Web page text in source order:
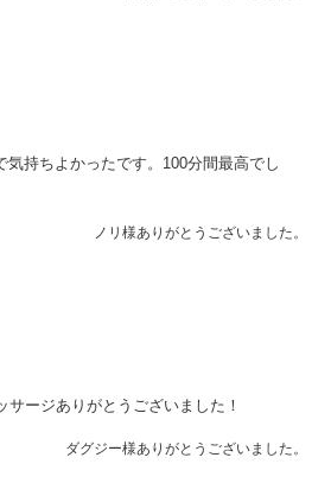
気持ちよかったです。100分間最高でし
ノリ様ありがとうございました。
サージありがとうございました！
ダグジー様ありがとうございました。